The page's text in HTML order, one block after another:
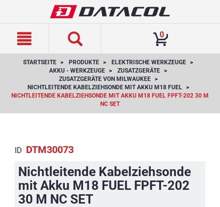
0
STARTSEITE PRODUKTE
ELEKTRISCHE WERKZEUGE
AKKU - WERKZEUGE
ZUSATZGERÄTE
ZUSATZGERÄTE VON MILWAUKEE
NICHTLEITENDE KABELZIEHSONDE MIT AKKU M18 FUEL
NICHTLEITENDE KABELZIEHSONDE MIT AKKU M18 FUEL FPFT-202 30 M
NC SET
ID DTM30073
Nichtleitende Kabelziehsonde
mit Akku M18 FUEL FPFT-202
30 M NC SET